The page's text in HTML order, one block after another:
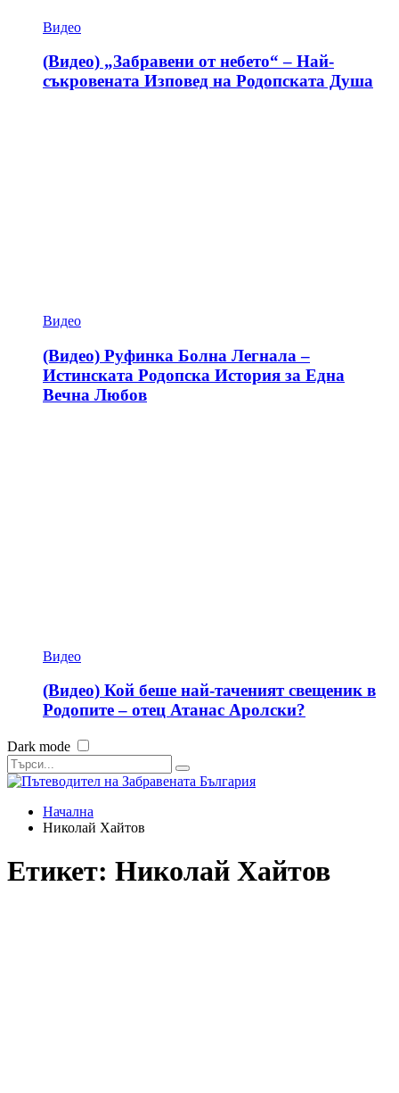
Видео
(Видео) „Забравени от небето“ – Най-
съкровената Изповед на Родопската Душа
Видео
(Видео) Руфинка Болна Легнала –
Истинската Родопска История за Една
Вечна Любов
Видео
(Видео) Кой беше най-таченият свещеник в
Родопите – отец Атанас Аролски?
Dark mode
Начална
Николай Хайтов
Етикет: Николай Хайтов